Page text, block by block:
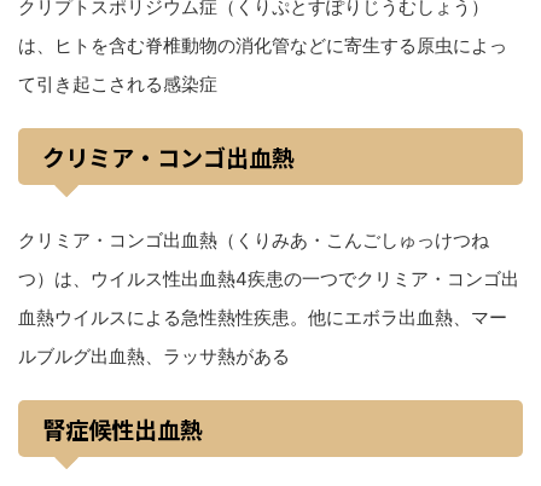
クリプトスポリジウム症（くりぷとすぽりじうむしょう）
は、ヒトを含む脊椎動物の消化管などに寄生する原虫によっ
て引き起こされる感染症
クリミア・コンゴ出血熱
クリミア・コンゴ出血熱（くりみあ・こんごしゅっけつね
つ）は、ウイルス性出血熱4疾患の一つでクリミア・コンゴ出
血熱ウイルスによる急性熱性疾患。他にエボラ出血熱、マー
ルブルグ出血熱、ラッサ熱がある
腎症候性出血熱